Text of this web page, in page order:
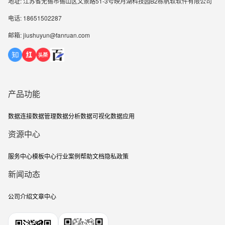
电话: 18651502287
邮箱: jiushuyun@fanruan.com
产品功能
数据连接数据管理数据分析数据可视化数据应用
资源中心
服务中心模板中心行业案例帮助文档隐私政策
新闻动态
公司介绍文章中心